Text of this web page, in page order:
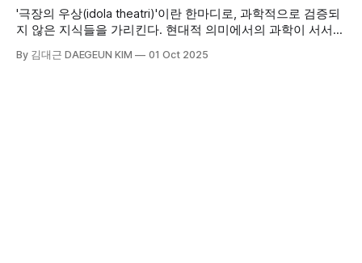
'극장의 우상(idola theatri)'이란 한마디로, 과학적으로 검증되
지 않은 지식들을 가리킨다. 현대적 의미에서의 과학이 서서히
것은 미미한 수준이었다고 볼 수 있다. 16~17세기 영국의 철학
By 김대근 DAEGEUN KIM 01 Oct 2025